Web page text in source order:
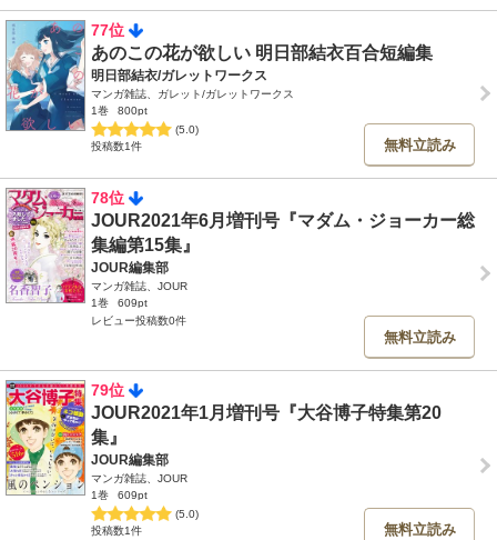
77位
あのこの花が欲しい 明日部結衣百合短編集
明日部結衣/ガレットワークス
マンガ雑誌、ガレット/ガレットワークス
1巻
800pt
(5.0)
投稿数1件
無料立読み
78位
JOUR2021年6月増刊号『マダム・ジョーカー総
集編第15集』
JOUR編集部
マンガ雑誌、JOUR
1巻
609pt
レビュー投稿数0件
無料立読み
79位
JOUR2021年1月増刊号『大谷博子特集第20
集』
JOUR編集部
マンガ雑誌、JOUR
1巻
609pt
(5.0)
投稿数1件
無料立読み